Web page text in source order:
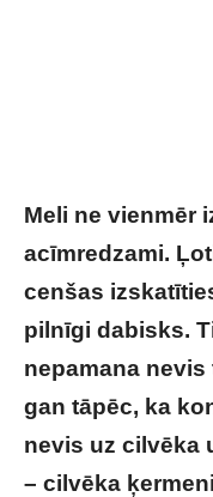
Meli ne vienmēr
acīmredzami.
cenšas
pilnīgi dabisks.
nepamana
gan tāpēc, ka
nevis uz cilvēka
– cilvēka